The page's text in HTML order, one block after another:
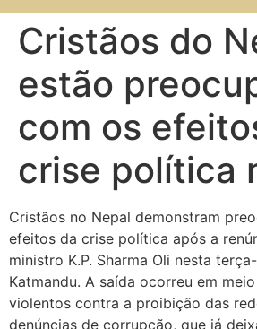
Cristãos do
estão
com os
crise política
Cristãos no Nepal demonstram
efeitos da crise política após a
ministro K.P. Sharma Oli nesta
Katmandu. A saída ocorreu em
violentos contra a proibição das
denúncias de corrupção, que já